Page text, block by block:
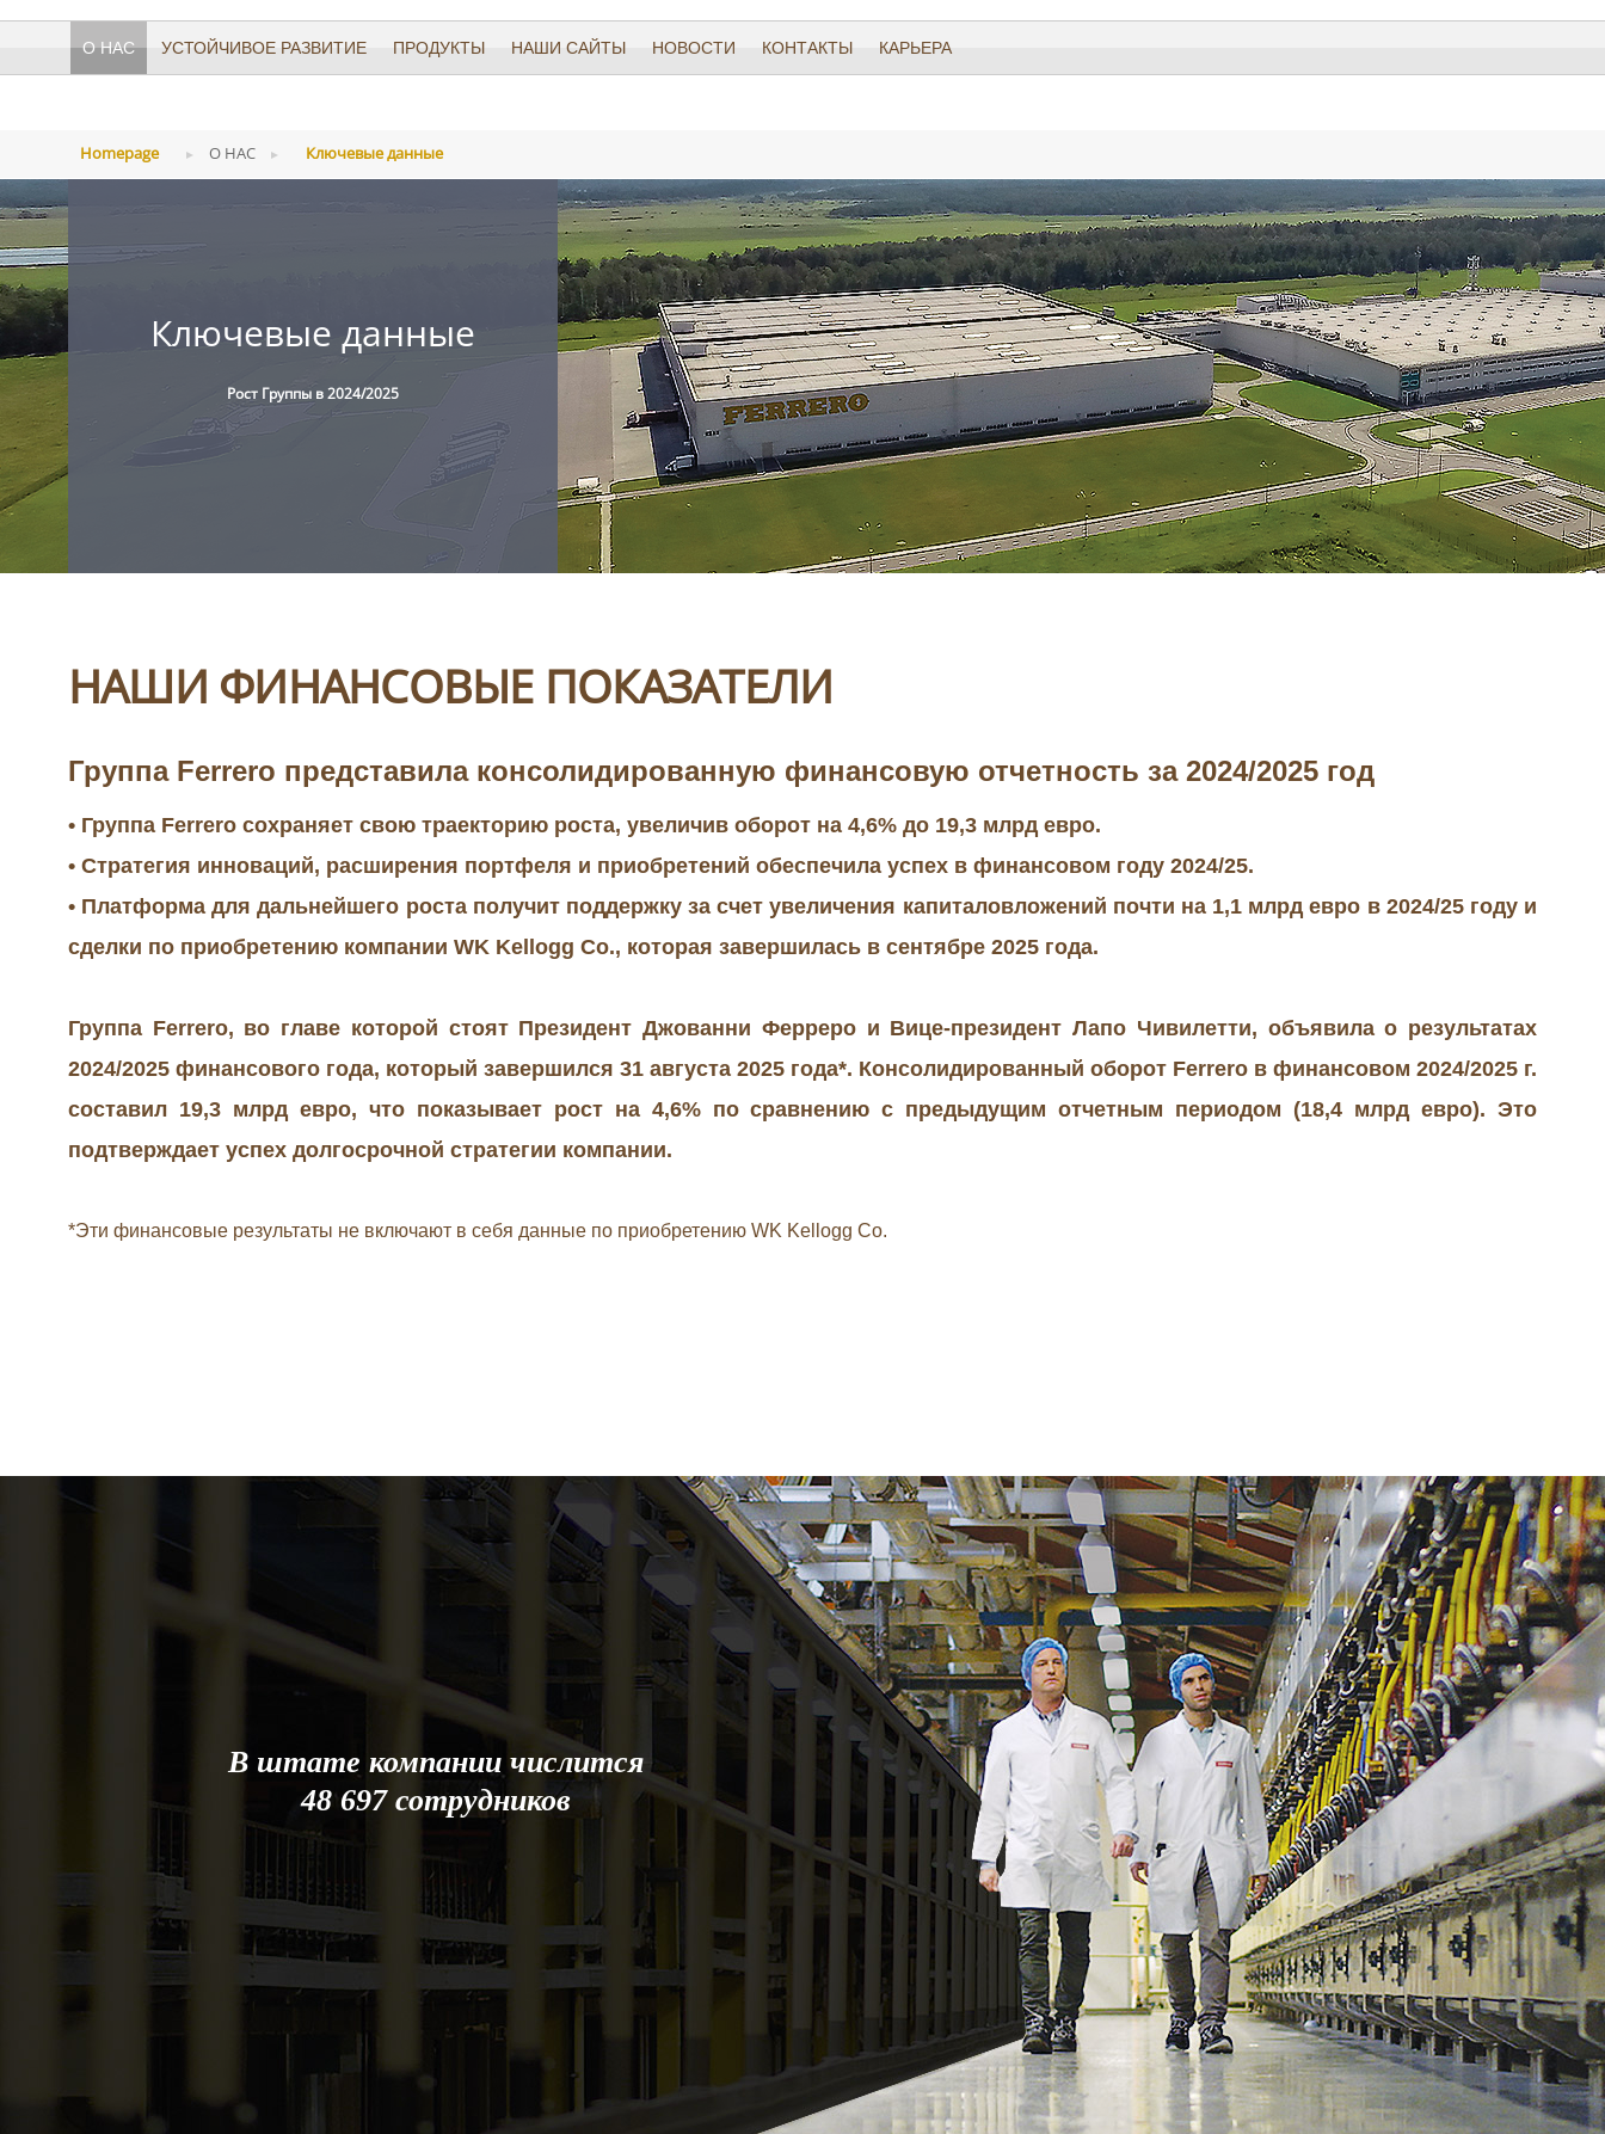
О НАС УСТОЙЧИВОЕ РАЗВИТИЕ ПРОДУКТЫ НАШИ САЙТЫ НОВОСТИ КОНТАКТЫ КАРЬЕРА
Homepage О НАС Ключевые данные
Ключевые данные
Рост Группы в 2024/2025
НАШИ ФИНАНСОВЫЕ ПОКАЗАТЕЛИ
Группа Ferrero представила консолидированную финансовую отчетность за 2024/2025 год
• Группа Ferrero сохраняет свою траекторию роста, увеличив оборот на 4,6% до 19,3 млрд евро.
• Стратегия инноваций, расширения портфеля и приобретений обеспечила успех в финансовом году 2024/25.
• Платформа для дальнейшего роста получит поддержку за счет увеличения капиталовложений почти на 1,1 млрд евро в 2024/25 году и
сделки по приобретению компании WK Kellogg Co., которая завершилась в сентябре 2025 года.
Группа Ferrero, во главе которой стоят Президент Джованни Ферреро и Вице-президент Лапо Чивилетти, объявила о результатах
2024/2025 финансового года, который завершился 31 августа 2025 года*. Консолидированный оборот Ferrero в финансовом 2024/2025 г.
составил 19,3 млрд евро, что показывает рост на 4,6% по сравнению с предыдущим отчетным периодом (18,4 млрд евро). Это
подтверждает успех долгосрочной стратегии компании.
*Эти финансовые результаты не включают в себя данные по приобретению WK Kellogg Co.
В штате компании числится
48 697 сотрудников